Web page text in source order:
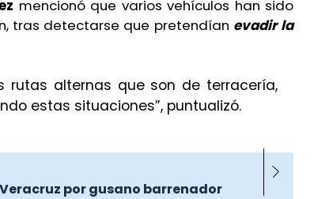
mencionó que varios vehículos han sido
tras detectarse que pretendían evadir la
rutas alternas que son de terracería,
estas situaciones”, puntualizó.
por gusano barrenador